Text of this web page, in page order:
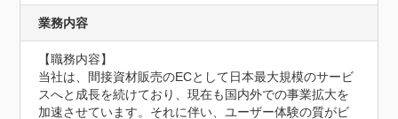
業務内容
【職務内容】
当社は、間接資材販売のECとして日本最大規模のサービ
スへと成長を続けており、現在も国内外での事業拡大を
加速させています。それに伴い、ユーザー体験の質がビ